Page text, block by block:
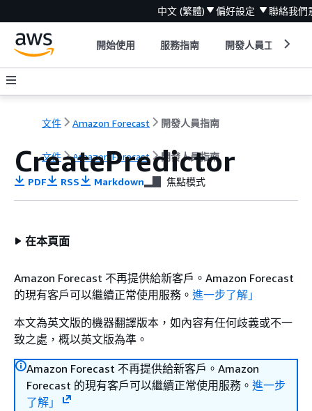
中文 (繁體) 偏好設定 聯絡我們
開始使用 服務指南 開發人員工具
文件 Amazon Forecast 開發人員指南
文件 Amazon Forecast 開發人員指南
CreatePredictor
PDF RSS Markdown 焦點模式
在本頁面
Amazon Forecast 不再提供給新客戶。Amazon Forecast
的現有客戶可以繼續正常使用服務。 進一步了解」
本文為英文版的機器翻譯版本，如內容有任何歧義或不一
致之處，概以英文版為準。
Amazon Forecast 不再提供給新客戶。Amazon
Forecast 的現有客戶可以繼續正常使用服務。 進一步
了解」